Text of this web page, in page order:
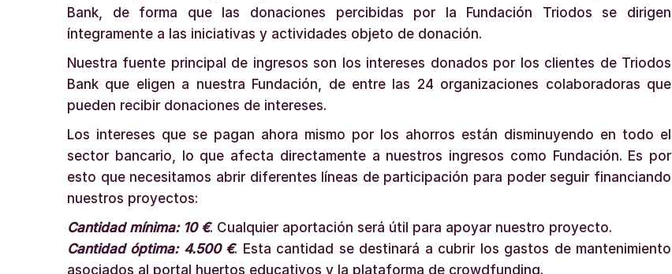
Bank, de forma que las donaciones percibidas por la Fundación Triodos se dirigen
íntegramente a las iniciativas y actividades objeto de donación.
Nuestra fuente principal de ingresos son los intereses donados por los clientes de Triodos
Bank que eligen a nuestra Fundación, de entre las 24 organizaciones colaboradoras que
pueden recibir donaciones de intereses.
Los intereses que se pagan ahora mismo por los ahorros están disminuyendo en todo el
sector bancario, lo que afecta directamente a nuestros ingresos como Fundación. Es por
esto que necesitamos abrir diferentes líneas de participación para poder seguir financiando
nuestros proyectos:
Cantidad mínima: 10 €. Cualquier aportación será útil para apoyar nuestro proyecto.
Cantidad óptima: 4.500 €. Esta cantidad se destinará a cubrir los gastos de mantenimiento
asociados al portal huertos educativos y la plataforma de crowdfunding.